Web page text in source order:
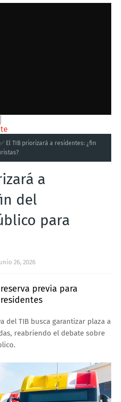
✅ El TIB priorizará a residentes: ¿fin
a
del
para
26, 2026
previa para
del TIB busca garantizar plaza a
reabriendo el debate sobre